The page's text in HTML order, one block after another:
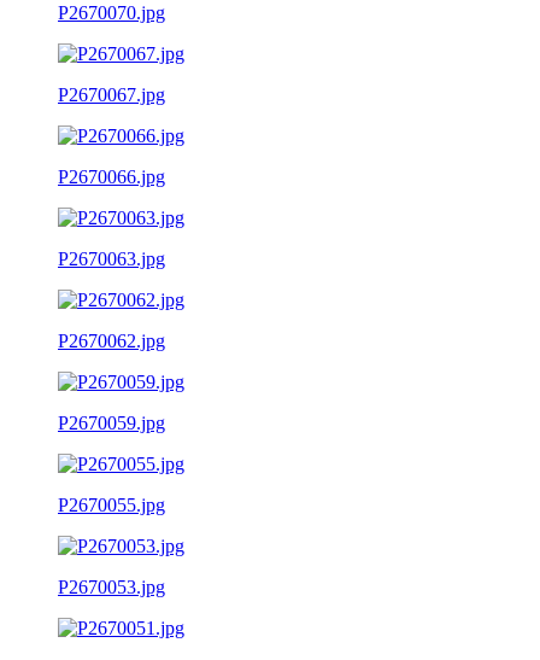
P2670070.jpg
P2670067.jpg
P2670066.jpg
P2670063.jpg
P2670062.jpg
P2670059.jpg
P2670055.jpg
P2670053.jpg